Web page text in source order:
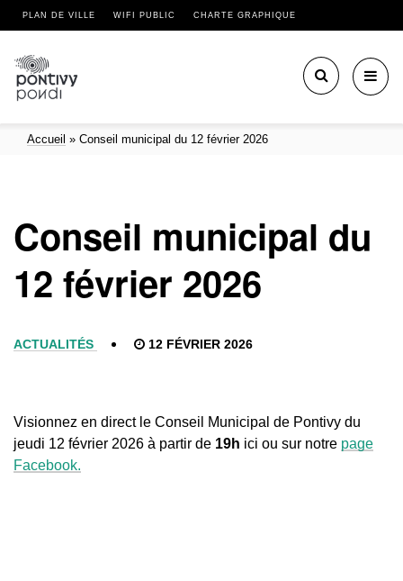
PLAN DE VILLE WIFI PUBLIC CHARTE GRAPHIQUE
Accueil » Conseil municipal du 12 février 2026
Conseil municipal du
12 février 2026
ACTUALITÉS 12 FÉVRIER 2026
Visionnez en direct le Conseil Municipal de Pontivy du
jeudi 12 février 2026 à partir de 19h ici ou sur notre page
Facebook.